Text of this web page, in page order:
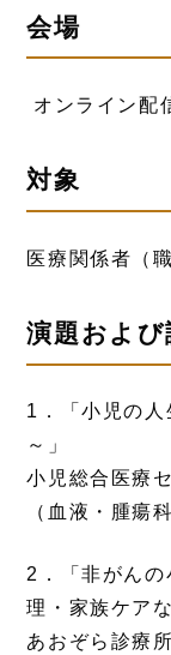
会場
オンライン
対象
医療関係者（
演題および
1．「小児の
～」
小児総合医療
（血液・腫瘍
2．「非がんの
理・家族ケアな
あおぞら診療